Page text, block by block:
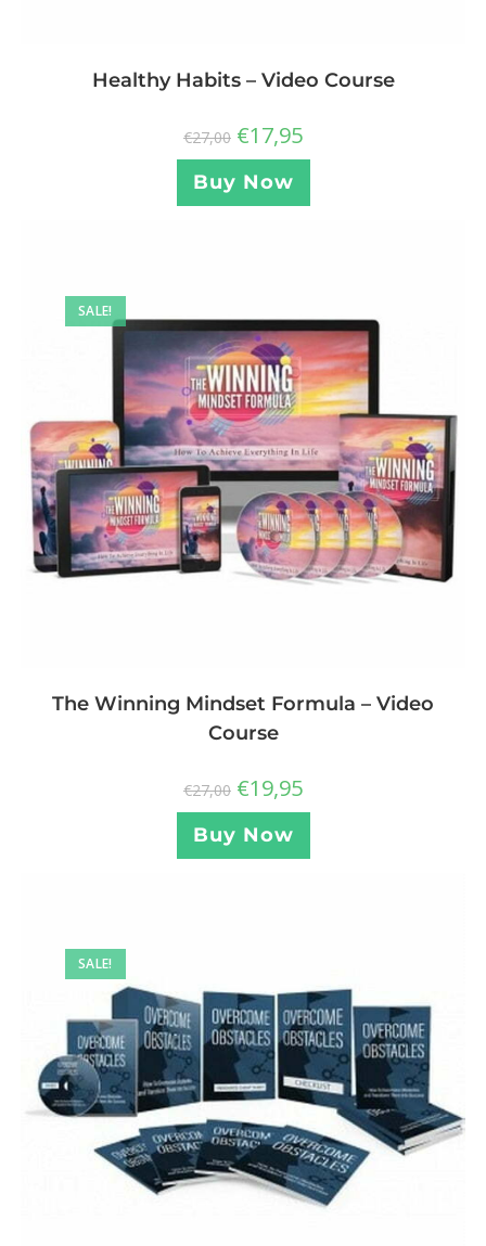
Healthy Habits – Video Course
€27,00 €17,95
Buy Now
SALE!
The Winning Mindset Formula – Video
Course
€27,00 €19,95
Buy Now
SALE!